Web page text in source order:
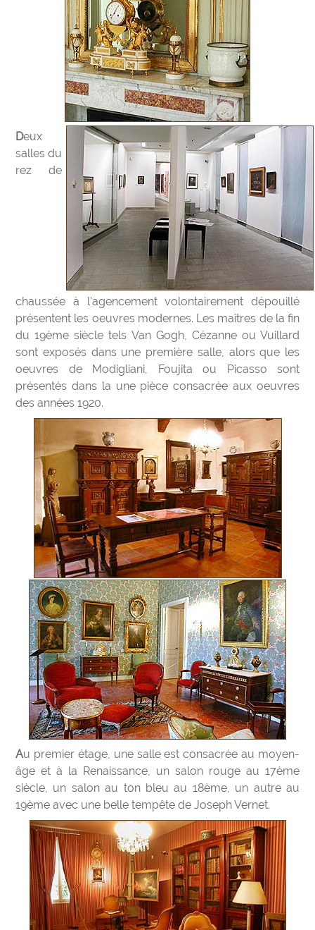
Deux
salles du
rez de
chaussée à l'agencement volontairement dépouillé
présentent les oeuvres modernes. Les maîtres de la fin
du 19ème siècle tels Van Gogh, Cézanne ou Vuillard
sont exposés dans une première salle, alors que les
oeuvres de Modigliani, Foujita ou Picasso sont
présentés dans la une pièce consacrée aux oeuvres
des années 1920.
Au premier étage, une salle est consacrée au moyen-
âge et à la Renaissance, un salon rouge au 17ème
siècle, un salon au ton bleu au 18ème, un autre au
19ème avec une belle tempête de Joseph Vernet.